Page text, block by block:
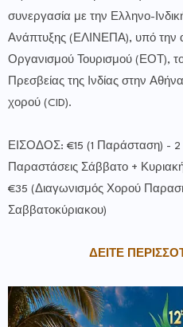
συνεργασία με την Ελληνο-
Ανάπτυξης (ΕΛΙΝΕΠΑ), υπό την
Οργανισμού Τουρισμού (ΕΟΤ),
Πρεσβείας της Ινδίας στην
χορού (CID).
ΕΙΣΟΔΟΣ: €15 (1 Παράσταση) - 2
Παραστάσεις Σάββατο +
€35 (Διαγωνισμός Χορού
Σαββατοκύριακου)
ΔΕΙΤΕ